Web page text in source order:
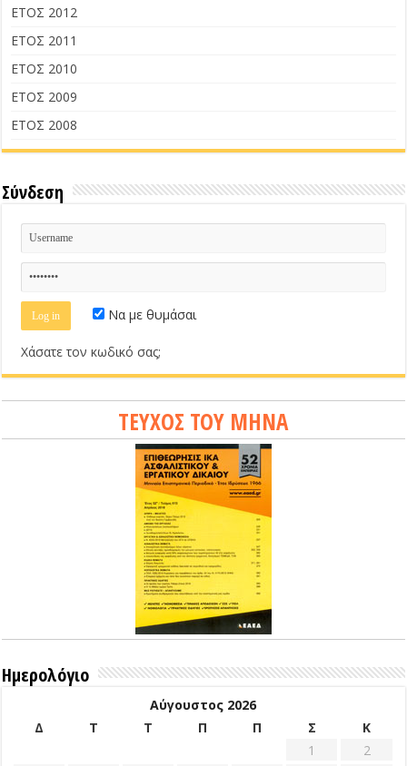
ΕΤΟΣ 2012
ΕΤΟΣ 2011
ΕΤΟΣ 2010
ΕΤΟΣ 2009
ΕΤΟΣ 2008
Σύνδεση
Να με θυμάσαι
Χάσατε τον κωδικό σας;
ΤΕΥΧΟΣ ΤΟΥ ΜΗΝΑ
Ημερολόγιο
Αύγουστος 2026
Δ
Τ Τ Π Π Σ
Κ
1
2